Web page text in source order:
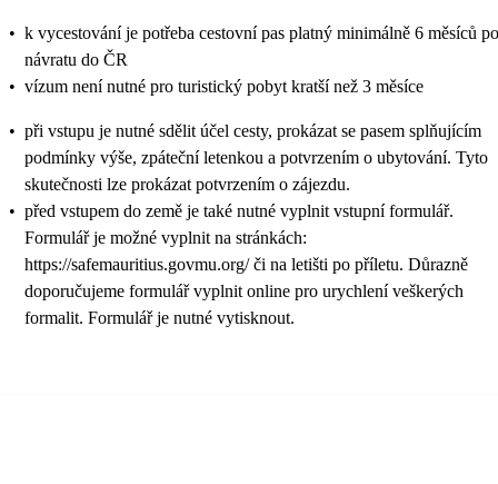
• k vycestování je potřeba cestovní pas platný minimálně 6 měsíců po
návratu do ČR
• vízum není nutné pro turistický pobyt kratší než 3 měsíce
• při vstupu je nutné sdělit účel cesty, prokázat se pasem splňujícím
podmínky výše, zpáteční letenkou a potvrzením o ubytování. Tyto
skutečnosti lze prokázat potvrzením o zájezdu.
• před vstupem do země je také nutné vyplnit vstupní formulář.
Formulář je možné vyplnit na stránkách:
https://safemauritius.govmu.org/ či na letišti po příletu. Důrazně
doporučujeme formulář vyplnit online pro urychlení veškerých
formalit. Formulář je nutné vytisknout.